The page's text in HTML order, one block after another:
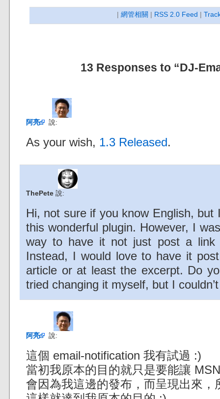
| 網管相關 | RSS 2.0 Feed |
13 Responses to “DJ-
阿亮 說:
As your wish, 1.3 Released.
ThePete 說:
Hi, not sure if you know English,
this wonderful plugin. However, I
way to have it not just post a link
Instead, I would love to have it
article or at least the excerpt. Do
tried changing it myself, but I
阿亮 說:
這個 email-notification 我有試過 :)
當初我原本的目的就只是要能讓
會因為我這邊的發布，而呈現出來，